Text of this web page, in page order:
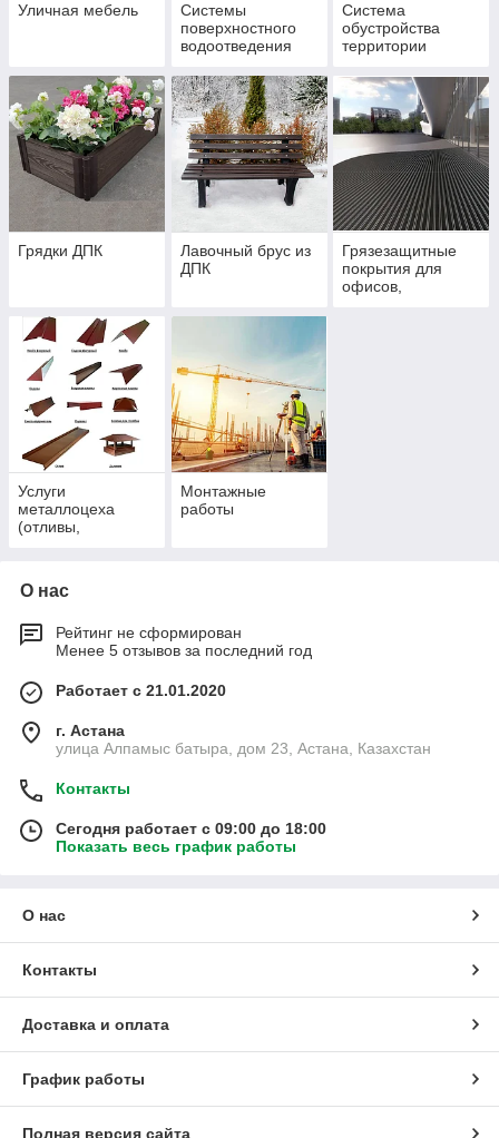
Уличная мебель
Системы
поверхностного
водоотведения
Система
обустройства
территории
Грядки ДПК
Лавочный брус из
ДПК
Грязезащитные
покрытия для
офисов,
Услуги
металлоцеха
(отливы,
вентиляционные
шахты)
Монтажные
работы
О нас
Рейтинг не сформирован
Менее 5 отзывов за последний год
Работает с 21.01.2020
г. Астана
улица Алпамыс батыра, дом 23, Астана, Казахстан
Контакты
Сегодня работает с 09:00 до 18:00
Показать весь график работы
О нас
Контакты
Доставка и оплата
График работы
Полная версия сайта